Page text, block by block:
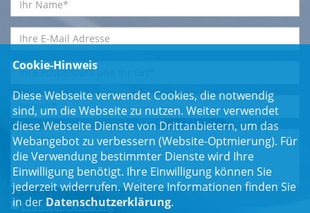
Einwilligungserklärung*
Cookie-Hinweis
Diese Webseite verwendet Cookies, die notwendig
sind, um die Webseite zu nutzen. Weiter verwendet
diese Webseite Dienste von Drittanbietern, um das
Webangebot zu verbessern (Website-Optmierung). Für
die Verwendung bestimmter Dienste wird Ihre
Einwilligung benötigt. Ihre Einwilligung können Sie
jederzeit widerrufen. Weitere Informationen finden Sie
in der Datenschutzerklärung.